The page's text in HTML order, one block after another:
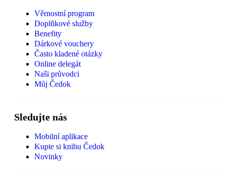
Věrnostní program
Doplňkové služby
Benefity
Dárkové vouchery
Často kladené otázky
Online delegát
Naši průvodci
Můj Čedok
Sledujte nás
Mobilní aplikace
Kupte si knihu Čedok
Novinky